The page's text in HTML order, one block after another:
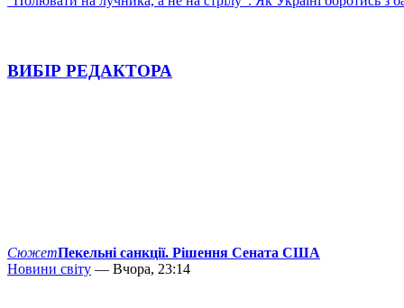
ВИБІР РЕДАКТОРА
СюжетПекельні санкції. Рішення Сената США
Новини світу — Вчора, 23:14